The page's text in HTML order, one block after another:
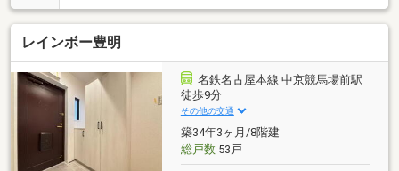
コープあいちとよあけ店・・・徒歩7分（約535ｍ）〇
スギ薬局前後店・・・徒歩5分（約385ｍ）〇セブンイ
レブン前後二村台店・・・徒歩8分（約600ｍ）〇二ツ
池児童遊園地・・・徒歩2分（約105ｍ）〇藤田医科大
学病院・・・徒歩20分（約1578ｍ）*-*-*-ハウスドゥ
天白焼山-*-*-*ご希望の住まい探しをお手伝いします！
物件の詳細・ご相談など、お気軽にお問い合わせくだ
さい。
レインボー豊明
名鉄名古屋本線 中京競馬場前駅
徒歩9分
その他の交通
築34年3ヶ月/8階建
総戸数53戸